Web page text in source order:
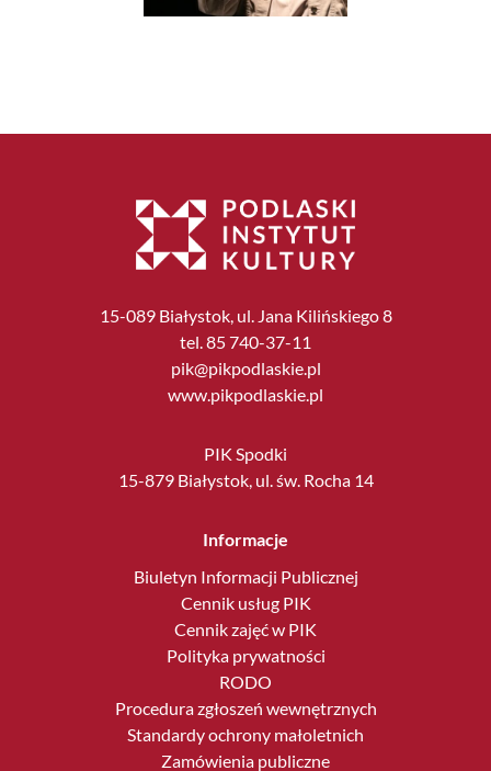
15-089 Białystok, ul. Jana Kilińskiego 8
tel. 85 740-37-11
pik@pikpodlaskie.pl
www.pikpodlaskie.pl
PIK Spodki
15-879 Białystok, ul. św. Rocha 14
Informacje
Biuletyn Informacji Publicznej
Cennik usług PIK
Cennik zajęć w PIK
Polityka prywatności
RODO
Procedura zgłoszeń wewnętrznych
Standardy ochrony małoletnich
Zamówienia publiczne